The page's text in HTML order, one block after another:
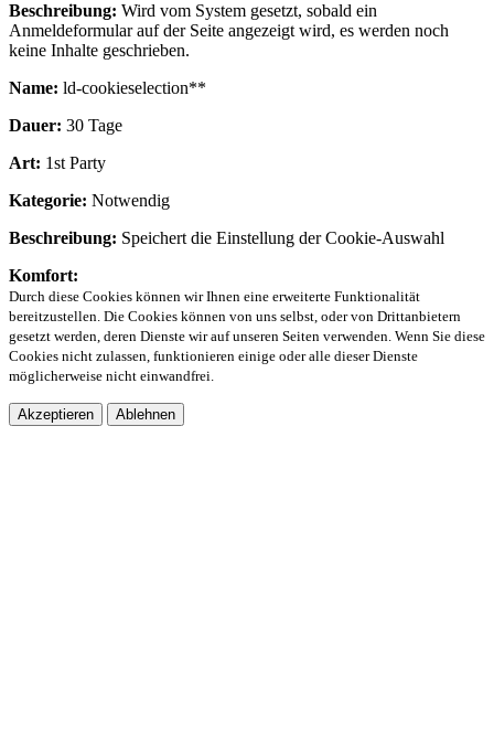
Beschreibung: Wird vom System gesetzt, sobald ein
Anmeldeformular auf der Seite angezeigt wird, es werden noch
keine Inhalte geschrieben.
Name: ld-cookieselection**
Dauer: 30 Tage
Art: 1st Party
Kategorie: Notwendig
Beschreibung: Speichert die Einstellung der Cookie-Auswahl
Komfort:
Durch diese Cookies können wir Ihnen eine erweiterte Funktionalität
bereitzustellen. Die Cookies können von uns selbst, oder von Drittanbietern
gesetzt werden, deren Dienste wir auf unseren Seiten verwenden. Wenn Sie diese
Cookies nicht zulassen, funktionieren einige oder alle dieser Dienste
möglicherweise nicht einwandfrei.
Akzeptieren Ablehnen